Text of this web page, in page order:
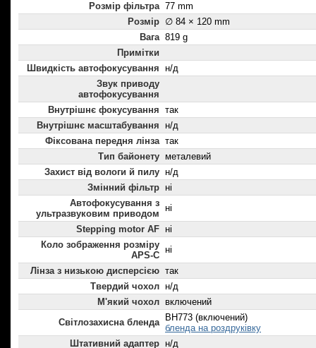
Розмір фільтра 77 mm
Розмір ∅ 84 × 120 mm
Вага 819 g
Примітки
Швидкість автофокусування н/д
Звук приводу
автофокусування
Внутрішнє фокусування так
Внутрішнє масштабування
н/д
Фіксована передня лінза так
Тип байонету металевий
Захист від вологи й пилу н/д
Змінний фільтр ні
Автофокусування з
ультразвуковим приводом
ні
Stepping motor AF ні
Коло зображення розміру
APS-C
ні
Лінза з низькою дисперсією так
Твердий чохол н/д
М'який чохол включений
Світлозахисна бленда
BH773 (включений)
бленда на роздруківку
Штативний адаптер н/д